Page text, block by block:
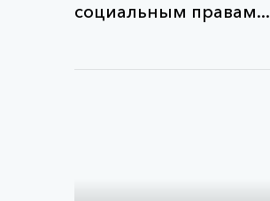
социальным правам...